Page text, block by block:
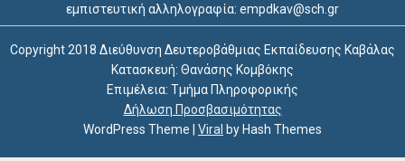
εμπιστευτική αλληλογραφία: empdkav@sch.gr
Copyright 2018 Διεύθυνση Δευτεροβάθμιας Εκπαίδευσης Καβάλας
Κατασκευή: Θανάσης Κομβόκης
Επιμέλεια: Τμήμα Πληροφορικής
Δήλωση Προσβασιμότητας
WordPress Theme
Viral by Hash Themes